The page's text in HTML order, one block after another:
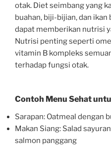
otak. Diet seimbang yang
buahan, biji-bijian, dan
dapat memberikan nutrisi
Nutrisi penting seperti
vitamin B kompleks
terhadap fungsi otak.
Contoh Menu Sehat
Sarapan: Oatmeal dengan
Makan Siang: Salad
salmon panggang